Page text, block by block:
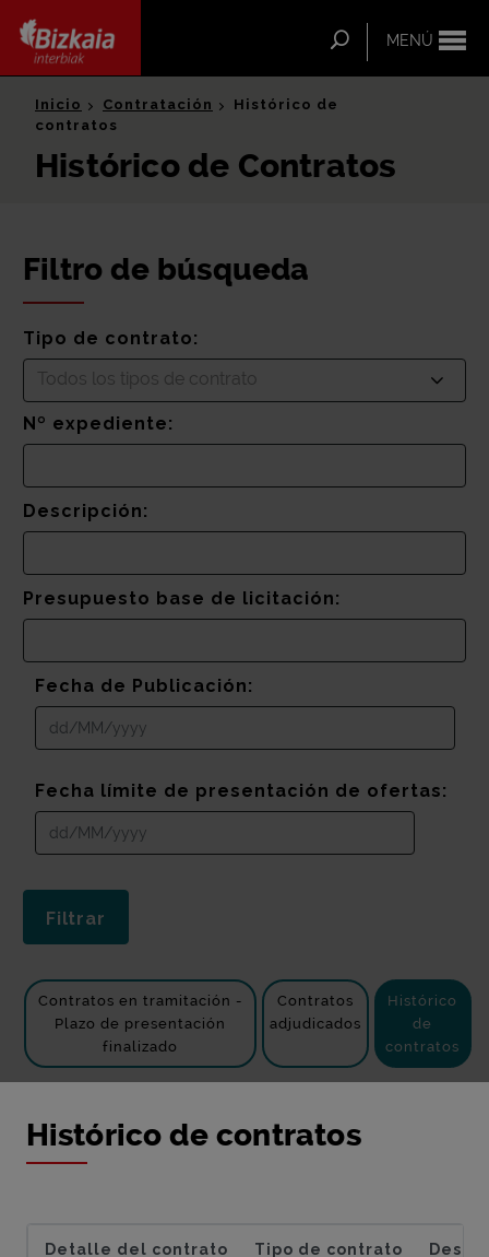
MENÚ
Buscar
Inicio Contratación
Histórico de
contratos
Histórico de Contratos
Filtro de búsqueda
Tipo de contrato:
Todos los tipos de contrato
Nº expediente:
Descripción:
Presupuesto base de licitación:
Fecha de Publicación:
Fecha límite de presentación de ofertas:
Contratos en tramitación -
Plazo de presentación
finalizado
Contratos
adjudicados
Histórico
de
contratos
Histórico de contratos
Detalle del contrato Tipo de contrato